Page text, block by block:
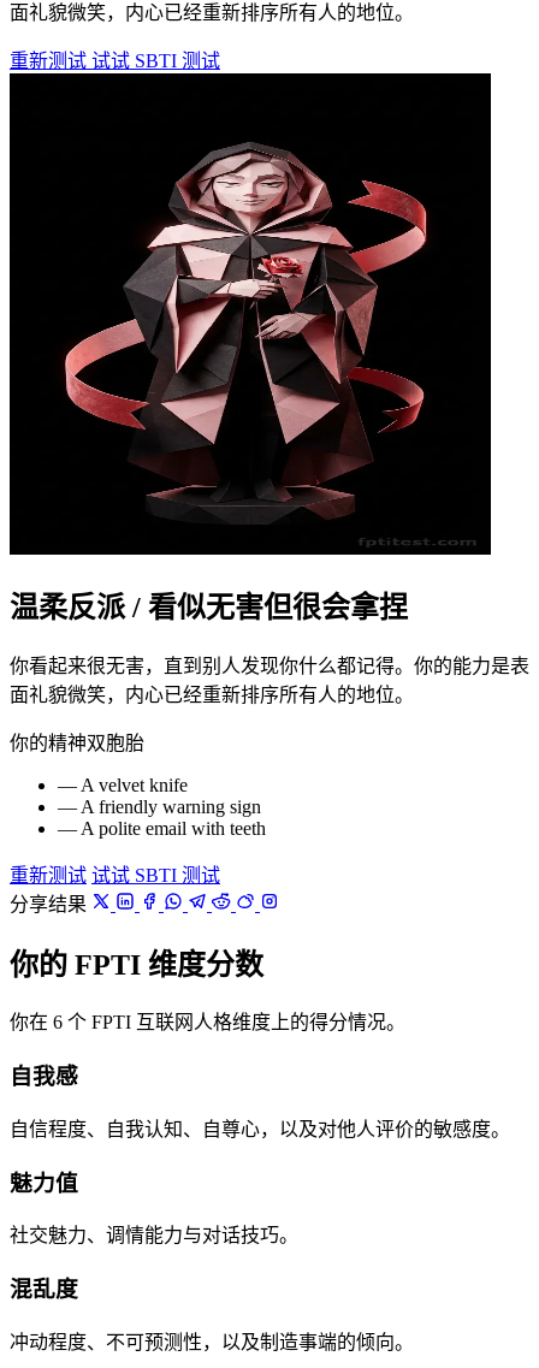
面礼貌微笑，内心已经重新排序所有人的地位。
重新测试 试试 SBTI 测试
温柔反派 / 看似无害但很会拿捏
你看起来很无害，直到别人发现你什么都记得。你的能力是表
面礼貌微笑，内心已经重新排序所有人的地位。
你的精神双胞胎
— A velvet knife
— A friendly warning sign
— A polite email with teeth
重新测试 试试 SBTI 测试
分享结果
你的 FPTI 维度分数
你在 6 个 FPTI 互联网人格维度上的得分情况。
自我感
自信程度、自我认知、自尊心，以及对他人评价的敏感度。
魅力值
社交魅力、调情能力与对话技巧。
混乱度
冲动程度、不可预测性，以及制造事端的倾向。